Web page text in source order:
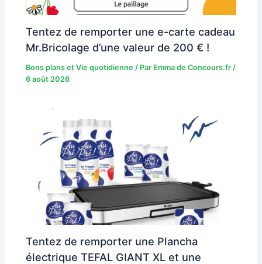
Tentez de remporter une e-carte cadeau
Mr.Bricolage d’une valeur de 200 € !
Bons plans et Vie quotidienne / Par Emma de Concours.fr /
6 août 2026
Tentez de remporter une Plancha
électrique TEFAL GIANT XL et une